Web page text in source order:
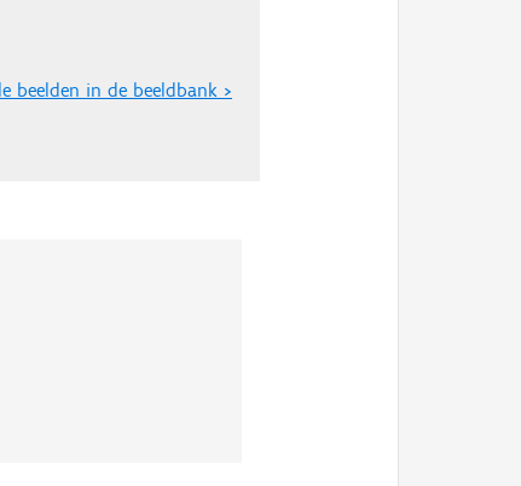
beelden in de beeldbank >